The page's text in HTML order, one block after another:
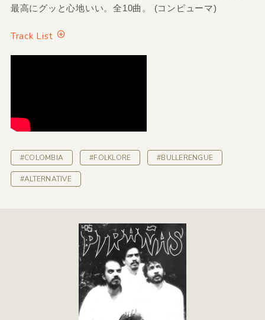
最高にグッと心地いい。全10曲。 (コンピューマ)
Track List
#COLOMBIA #FOLKLORE #BULLERENGUE
#ALTERNATIVE